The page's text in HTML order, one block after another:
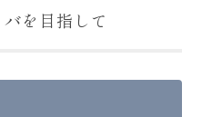
を目指して